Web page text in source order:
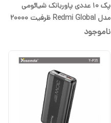
پک 10 عددی پاوربانک شیائومی
مدل Redmi Global ظرفیت 20000
میلی آمپر ساعت
ناموجود